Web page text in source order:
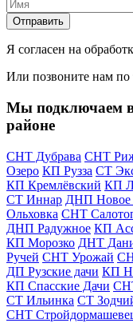
Отправить
Я согласен на
Или позвоните нам по
Мы подключаем
районе
СНТ Дубрава СНТ
Озеро КП Рузза СТ
КП Кремлёвский КП
СТ Иннар ДНП Новое
Ольховка СНТ
ДНП Радужное КП
КП Морозко ДНТ
Ручей СНТ Урожай
ДП Рузские дачи КП
КП Спасские Дачи
СТ Ильинка СТ
СНТ